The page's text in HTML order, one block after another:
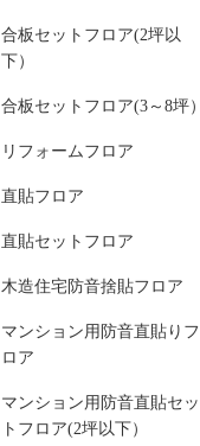
合板セットフロア(2坪以
下）
合板セットフロア(3～8坪）
リフォームフロア
直貼フロア
直貼セットフロア
木造住宅防音捨貼フロア
マンション用防音直貼りフ
ロア
マンション用防音直貼セッ
トフロア(2坪以下）